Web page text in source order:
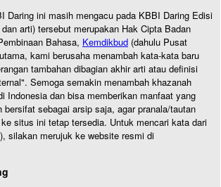
Daring ini masih mengacu pada KBBI Daring Edisi
arti) tersebut merupakan Hak Cipta Badan
Bahasa, Kemdikbud (dahulu Pusat
kami berusaha menambah kata-kata baru
tambahan dibagian akhir arti atau definisi
Semoga semakin menambah khazanah
Indonesia dan bisa memberikan manfaat yang
sebagai arsip saja, agar pranala/tautan
situs ini tetap tersedia. Untuk mencari kata dari
silakan merujuk ke website resmi di